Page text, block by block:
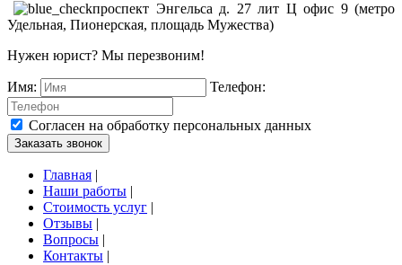
проспект Энгельса д. 27 лит Ц офис 9 (метро
Удельная, Пионерская, площадь Мужества)
Нужен юрист? Мы перезвоним!
Имя: Телефон:
Согласен на обработку персональных данных
Заказать звонок
Главная |
Наши работы |
Стоимость услуг |
Отзывы |
Вопросы |
Контакты |